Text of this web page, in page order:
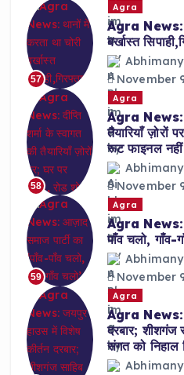
57
Agra
Agra News:
बर्खास्त
November
58
Agra
Agra News:
तैयारियाँ ज़ोरों
रूट फाइनल नहीं
November
59
Agra
Agra News:
पाँव चलो, गाँव-
November
Agra
Agra News:
दरबार; शीशगंज
संगत को निहाल